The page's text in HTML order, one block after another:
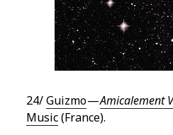
24/Guizmo—Amicalement
Music(France).